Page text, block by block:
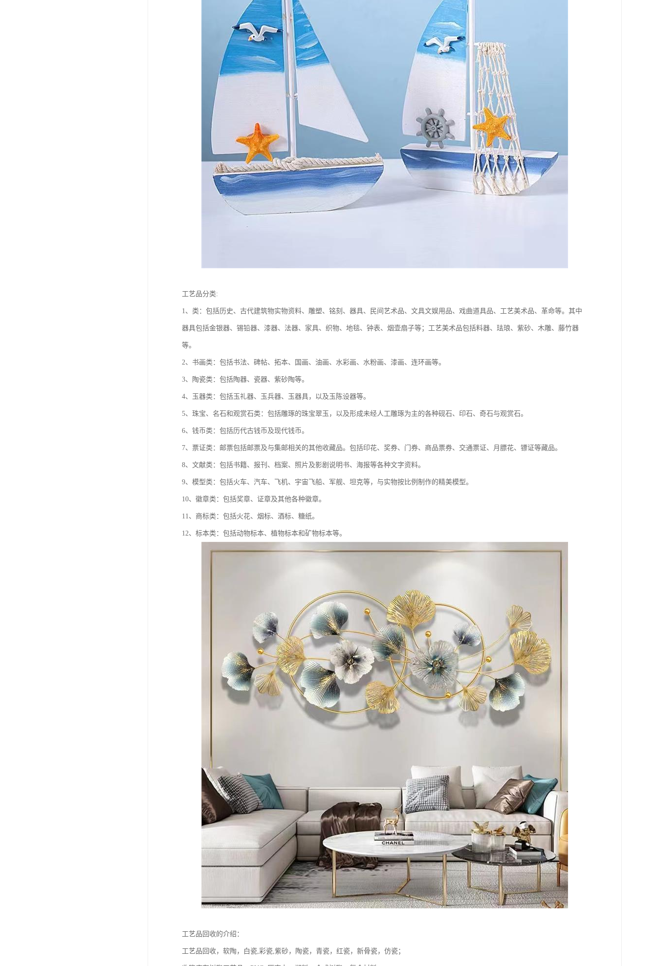
工艺品分类:
1、类：包括历史、古代建筑物实物资料、雕塑、铭刻、器具、民间艺术品、文具文娱用品、戏曲道具品、工艺美术品、革命等。其中
器具包括金银器、锡铅器、漆器、法器、家具、织物、地毯、钟表、烟壶扇子等；工艺美术品包括料器、珐琅、紫砂、木雕、藤竹器
等。
2、书画类：包括书法、碑帖、拓本、国画、油画、水彩画、水粉画、漆画、连环画等。
3、陶瓷类：包括陶器、瓷器、紫砂陶等。
4、玉器类：包括玉礼器、玉兵器、玉器具，以及玉陈设器等。
5、珠宝、名石和观赏石类：包括雕琢的珠宝翠玉，以及形成未经人工雕琢为主的各种砚石、印石、奇石与观赏石。
6、钱币类：包括历代古钱币及现代钱币。
7、票证类：邮票包括邮票及与集邮相关的其他收藏品。包括印花、奖券、门券、商品票券、交通票证、月膘花、镖证等藏品。
8、文献类：包括书籍、报刊、档案、照片及影剧说明书、海报等各种文字资料。
9、模型类：包括火车、汽车、飞机、宇宙飞船、军舰、坦克等，与实物按比例制作的精美模型。
10、徽章类：包括奖章、证章及其他各种徽章。
11、商标类：包括火花、烟标、酒标、糖纸。
12、标本类：包括动物标本、植物标本和矿物标本等。
工艺品回收的介绍：
工艺品回收，软陶，白瓷,彩瓷,紫砂，陶瓷，青瓷，红瓷，新骨瓷，仿瓷；